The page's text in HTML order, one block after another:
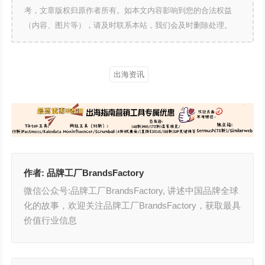
考，文章版权归原作者所有。如本文内容影响到您的合法权益
（内容、图片等），请及时联系本站，我们会及时删除处理。
出海资讯
作者:品牌工厂BrandsFactory
微信公众号:品牌工厂BrandsFactory, 讲述中国品牌全球
化的故事，欢迎关注品牌工厂BrandsFactory，获取最具
价值行业信息